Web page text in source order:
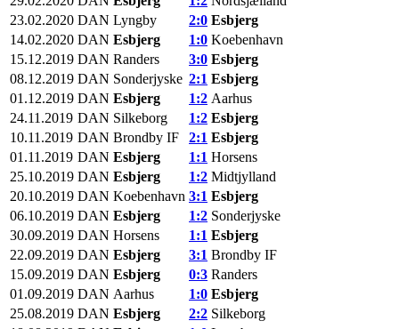
23.02.2020 DAN Lyngby 2:0 Esbjerg
14.02.2020 DAN Esbjerg 1:0 Koebenhavn
15.12.2019 DAN Randers 3:0 Esbjerg
08.12.2019 DAN Sonderjyske 2:1 Esbjerg
01.12.2019 DAN Esbjerg 1:2 Aarhus
24.11.2019 DAN Silkeborg 1:2 Esbjerg
10.11.2019 DAN Brondby IF 2:1 Esbjerg
01.11.2019 DAN Esbjerg 1:1 Horsens
25.10.2019 DAN Esbjerg 1:2 Midtjylland
20.10.2019 DAN Koebenhavn 3:1 Esbjerg
06.10.2019 DAN Esbjerg 1:2 Sonderjyske
30.09.2019 DAN Horsens 1:1 Esbjerg
22.09.2019 DAN Esbjerg 3:1 Brondby IF
15.09.2019 DAN Esbjerg 0:3 Randers
01.09.2019 DAN Aarhus 1:0 Esbjerg
25.08.2019 DAN Esbjerg 2:2 Silkeborg